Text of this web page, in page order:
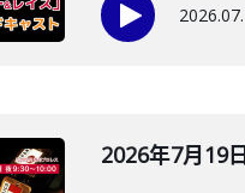
2026年7月19